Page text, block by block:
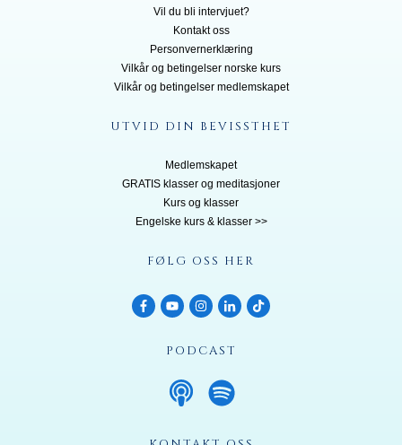
Vil du bli intervjuet?
Kontakt oss
Personvernerklæring
Vilkår og betingelser norske kurs
Vilkår og betingelser medlemskapet
UTVID DIN BEVISSTHET
Medlemskapet
GRATIS klasser og meditasjoner
Kurs og klasser
Engelske kurs & klasser >>
FØLG OSS HER
PODCAST